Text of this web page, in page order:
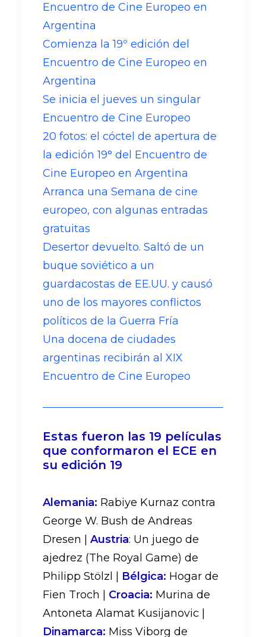
Encuentro de Cine Europeo en
Argentina
Comienza la 19º edición del
Encuentro de Cine Europeo en
Argentina
Se inicia el jueves un singular
Encuentro de Cine Europeo
20 fotos: el cóctel de apertura de
la edición 19° del Encuentro de
Cine Europeo en Argentina
Arranca una Semana de cine
europeo, con algunas entradas
gratuitas
Desertor devuelto. Saltó de un
buque soviético a un
guardacostas de EE.UU. y causó
uno de los mayores conflictos
políticos de la Guerra Fría
Una docena de ciudades
argentinas recibirán al XIX
Encuentro de Cine Europeo
Estas fueron las 19 películas
que conformaron el ECE en
su edición 19
Alemania: Rabiye Kurnaz contra
George W. Bush de Andreas
Dresen | Austria: Un juego de
ajedrez (The Royal Game) de
Philipp Stölzl | Bélgica: Hogar de
Fien Troch |
Croacia: Murina de
Antoneta Alamat Kusijanovic |
Dinamarca: Miss Viborg de